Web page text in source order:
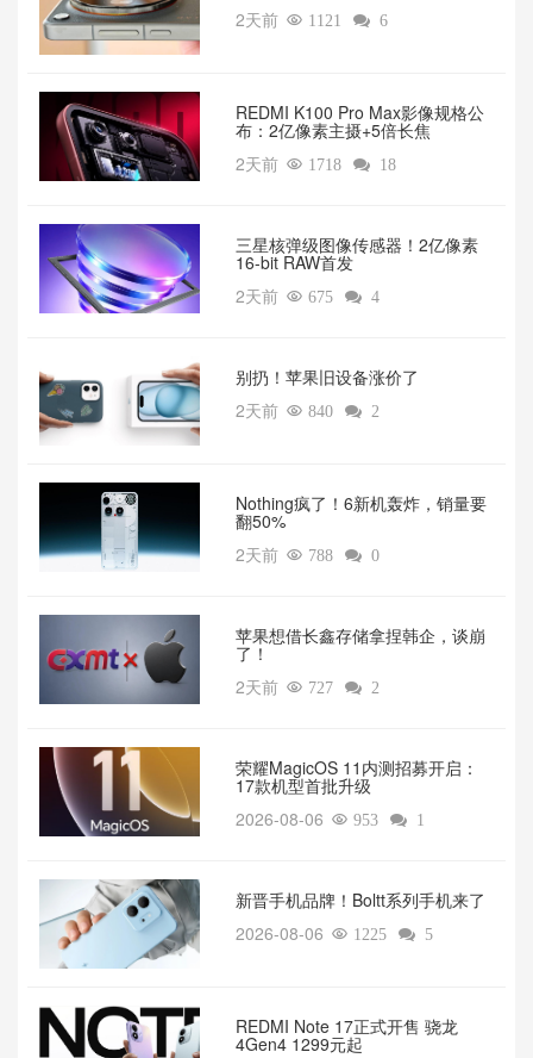
2天前  1121  6
REDMI K100 Pro Max影像规格公
布：2亿像素主摄+5倍长焦
2天前  1718  18
三星核弹级图像传感器！2亿像素
16-bit RAW首发
2天前  675  4
别扔！苹果旧设备涨价了‌
2天前  840  2
‌Nothing疯了！6新机轰炸，销量要
翻50%‌
2天前  788  0
苹果想借长鑫存储拿捏韩企，谈崩
了！
2天前  727  2
荣耀MagicOS 11内测招募开启：
17款机型首批升级
2026-08-06  953  1
新晋手机品牌！Boltt系列手机来了
2026-08-06  1225  5
REDMI Note 17正式开售 骁龙
4Gen4 1299元起